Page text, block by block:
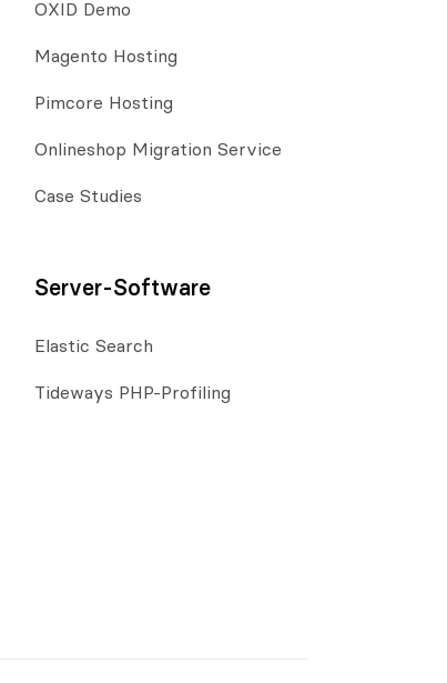
OXID Demo
Magento Hosting
Pimcore Hosting
Onlineshop Migration Service
Case Studies
Server-Software
Elastic Search
Tideways PHP-Profiling